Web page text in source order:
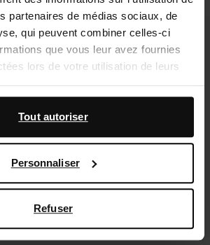
partenaires de médias sociaux, de
qui peuvent combiner celles-ci
que vous leur avez fournies
lors de votre utilisation de leurs
avec Google à des fins de
Vous pouvez en savoir plus sur la
et confidentialité des entreprises
Tout autoriser
Personnaliser
Refuser
- 60%